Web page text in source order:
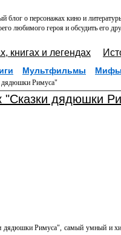
блог о персонажах кино и
любимого героя и обсудить его
книгах и легендах
Мультфильмы Мифы
дядюшки Римуса"
"Сказки дядюшки
дядюшки Римуса", самый умный и